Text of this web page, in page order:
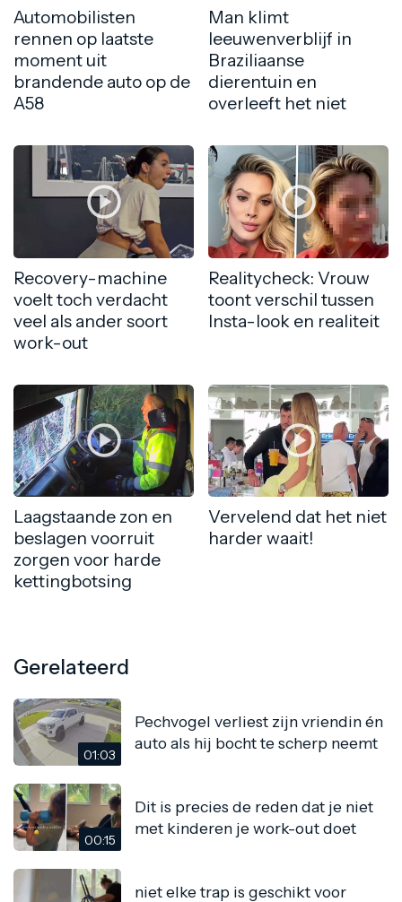
Automobilisten
rennen op laatste
moment uit
brandende auto op de
A58
Man klimt
leeuwenverblijf in
Braziliaanse
dierentuin en
overleeft het niet
Recovery-machine
voelt toch verdacht
veel als ander soort
work-out
Realitycheck: Vrouw
toont verschil tussen
Insta-look en realiteit
Laagstaande zon en
beslagen voorruit
zorgen voor harde
kettingbotsing
Vervelend dat het niet
harder waait!
Gerelateerd
01:03
Pechvogel verliest zijn vriendin én
auto als hij bocht te scherp neemt
00:15
Dit is precies de reden dat je niet
met kinderen je work-out doet
niet elke trap is geschikt voor